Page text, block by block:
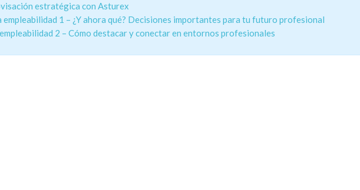
estratégica con Asturex
empleabilidad 1 – ¿Y ahora qué? Decisiones importantes para tu futuro profesional
2 – Cómo destacar y conectar en entornos profesionales